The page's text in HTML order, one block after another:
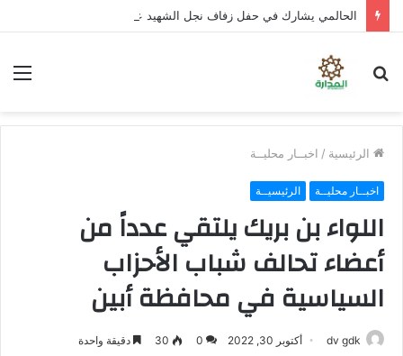
الرئيسية / اخبــار محليــة
اخبــار محليــة الرئيسيــة
اللواء بن بريك يلتقي عدداً من
أعضاء تحالف شباب الأحزاب
السياسية في محافظة أبين
dv gdk أكتوبر 30, 2022 0
30 دقيقة واحدة